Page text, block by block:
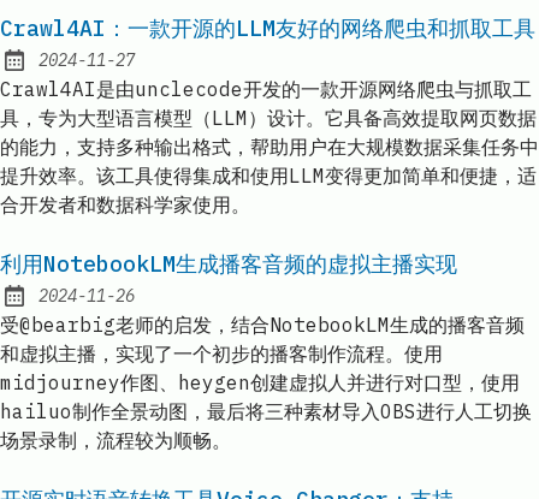
Crawl4AI：一款开源的LLM友好的网络爬虫和抓取工具
Published:
2024-11-27
Crawl4AI是由unclecode开发的一款开源网络爬虫与抓取工
具，专为大型语言模型（LLM）设计。它具备高效提取网页数据
的能力，支持多种输出格式，帮助用户在大规模数据采集任务中
提升效率。该工具使得集成和使用LLM变得更加简单和便捷，适
合开发者和数据科学家使用。
利用NotebookLM生成播客音频的虚拟主播实现
Published:
2024-11-26
受@bearbig老师的启发，结合NotebookLM生成的播客音频
和虚拟主播，实现了一个初步的播客制作流程。使用
midjourney作图、heygen创建虚拟人并进行对口型，使用
hailuo制作全景动图，最后将三种素材导入OBS进行人工切换
场景录制，流程较为顺畅。